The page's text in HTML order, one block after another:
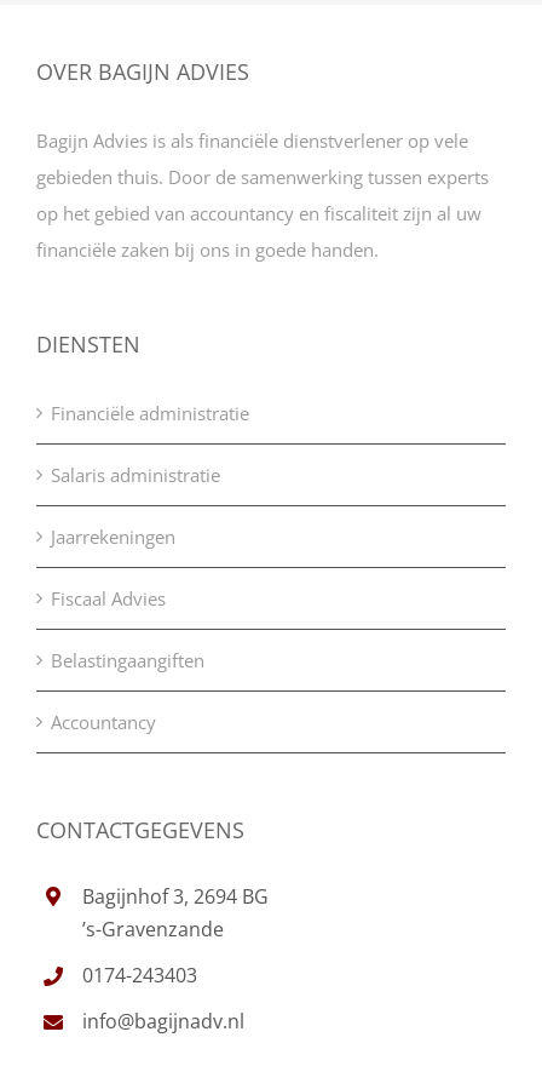
OVER BAGIJN ADVIES
Bagijn Advies is als financiële dienstverlener op vele
gebieden thuis. Door de samenwerking tussen experts
op het gebied van accountancy en fiscaliteit zijn al uw
financiële zaken bij ons in goede handen.
DIENSTEN
Financiële administratie
Salaris administratie
Jaarrekeningen
Fiscaal Advies
Belastingaangiften
Accountancy
CONTACTGEGEVENS
Bagijnhof 3, 2694 BG
’s-Gravenzande
0174-243403
info@bagijnadv.nl